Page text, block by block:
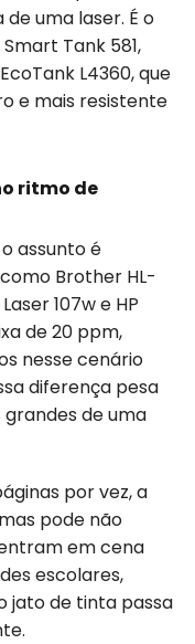
uma laser. É o
Tank 581,
L4360, que
e mais resistente
ritmo de
assunto é
Brother HL-
107w e HP
de 20 ppm,
nesse cenário
diferença pesa
de uma
por vez, a
pode não
em cena
escolares,
jato de tinta passa